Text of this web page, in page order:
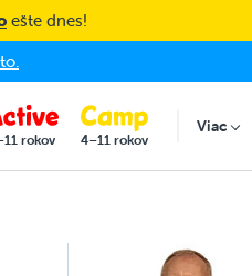
ešte dnes!
rokov 4–11 rokov
Viac